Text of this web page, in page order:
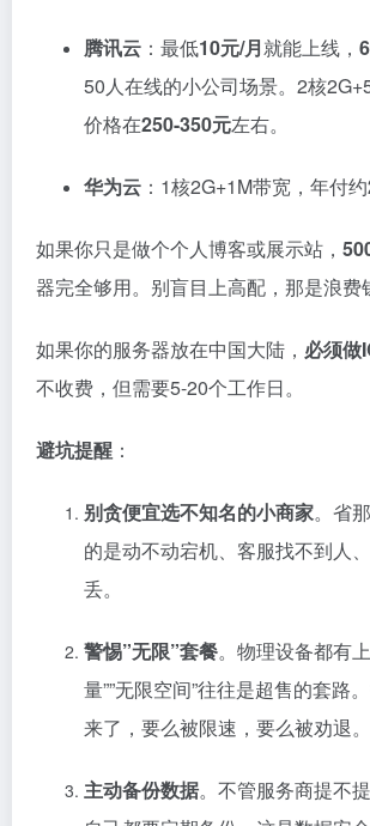
腾讯云 ：最低10元/月就能上线，
50人在线的小公司场景。2核
价格在250-350元左右。
华为云 ：1核2G+1M带宽，年付约
如果你只是做个个人博客或展示站，
器完全够用。别盲目上高配，那是浪费
如果你的服务器放在中国大陆， 必须做
不收费，但需要5-20个工作日。
避坑提醒 ：
别贪便宜选不知名的小商家。省
的是动不动宕机、客服找不到人
丢。
警惕”无限”套餐。物理设备都有
量””无限空间”往往是超售的套路
来了，要么被限速，要么被劝退。
主动备份数据。不管服务商提不